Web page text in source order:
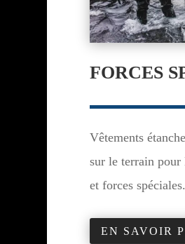
FORCES
Vêtements
sur le terrain
et forces spéciales.
EN SAVOIR